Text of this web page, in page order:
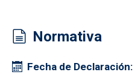
Normativa
Fecha de Declaración